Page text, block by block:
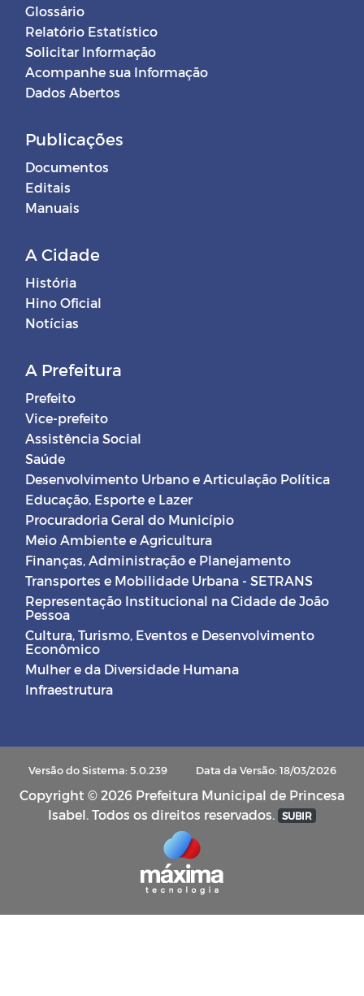
Glossário
Relatório Estatístico
Solicitar Informação
Acompanhe sua Informação
Dados Abertos
Publicações
Documentos
Editais
Manuais
A Cidade
História
Hino Oficial
Notícias
A Prefeitura
Prefeito
Vice-prefeito
Assistência Social
Saúde
Desenvolvimento Urbano e Articulação Política
Educação, Esporte e Lazer
Procuradoria Geral do Município
Meio Ambiente e Agricultura
Finanças, Administração e Planejamento
Transportes e Mobilidade Urbana - SETRANS
Representação Institucional na Cidade de João
Pessoa
Cultura, Turismo, Eventos e Desenvolvimento
Econômico
Mulher e da Diversidade Humana
Infraestrutura
Versão do Sistema: 5.0.239 Data da Versão: 18/03/2026
Copyright © 2026 Prefeitura Municipal de Princesa
Isabel. Todos os direitos reservados. SUBIR